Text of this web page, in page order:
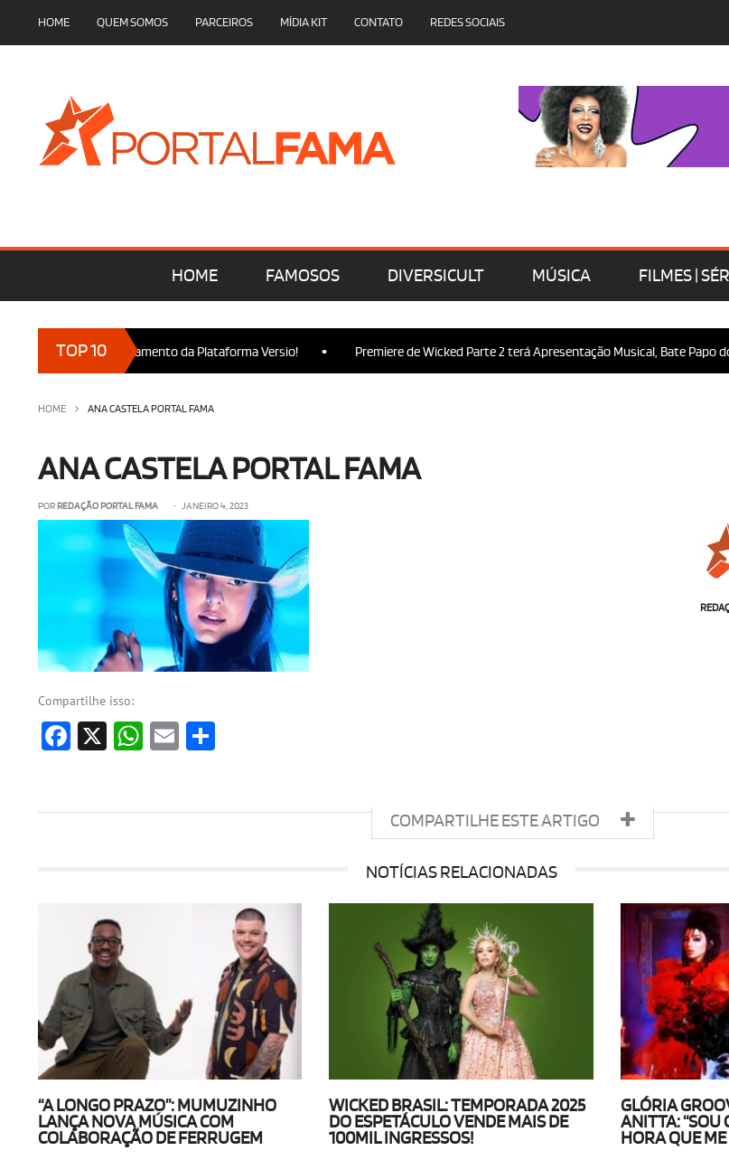
HOME QUEM SOMOS PARCEIROS MÍDIA KIT CONTATO REDES SOCIAIS
HOME FAMOSOS DIVERSICULT MÚSICA FILMES |
TOP 10
presença no Lançamento da Plataforma Versio! • Premiere de Wicked Parte 2 terá Apresentação Musical, Bate Papo do
HOME ANA CASTELA PORTAL FAMA
ANA CASTELA PORTAL FAMA
POR REDAÇÃO PORTAL FAMA • JANEIRO 4, 2023
Compartilhe isso:
Facebook
X WhatsApp
Email
COMPARTILHE ESTE ARTIGO
NOTÍCIAS RELACIONADAS
“A LONGO PRAZO”: MUMUZINHO
LANÇA NOVA MÚSICA COM
COLABORAÇÃO DE FERRUGEM
WICKED BRASIL: TEMPORADA 2025
DO ESPETÁCULO VENDE MAIS DE
100MIL INGRESSOS!
GLÓRIA
ANITTA: “SOU
HORA QUE